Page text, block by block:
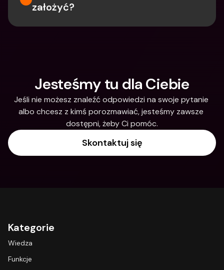
założyć?
Jesteśmy tu dla Ciebie
Jeśli nie możesz znaleźć odpowiedzi na swoje pytanie
albo chcesz z kimś porozmawiać, jesteśmy zawsze
dostępni, żeby Ci pomóc.
Skontaktuj się
Kategorie
Wiedza
Funkcje